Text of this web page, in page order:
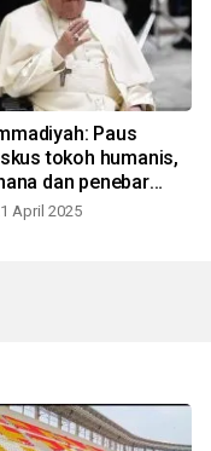
Paus
tokoh humanis,
dan penebar
April 2025